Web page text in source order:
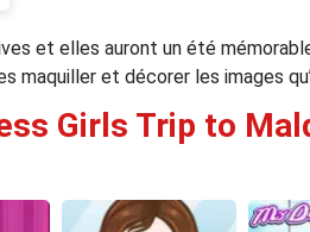
et elles auront un été
maquiller et décorer les images
Girls Trip to